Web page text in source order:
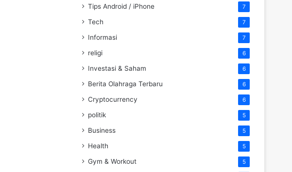
Tips Android / iPhone 7
Tech 7
Informasi 7
religi 6
Investasi & Saham 6
Berita Olahraga Terbaru 6
Cryptocurrency 6
politik 5
Business 5
Health 5
Gym & Workout 5